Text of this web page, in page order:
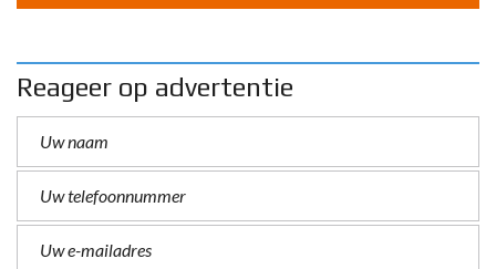
Reageer op advertentie